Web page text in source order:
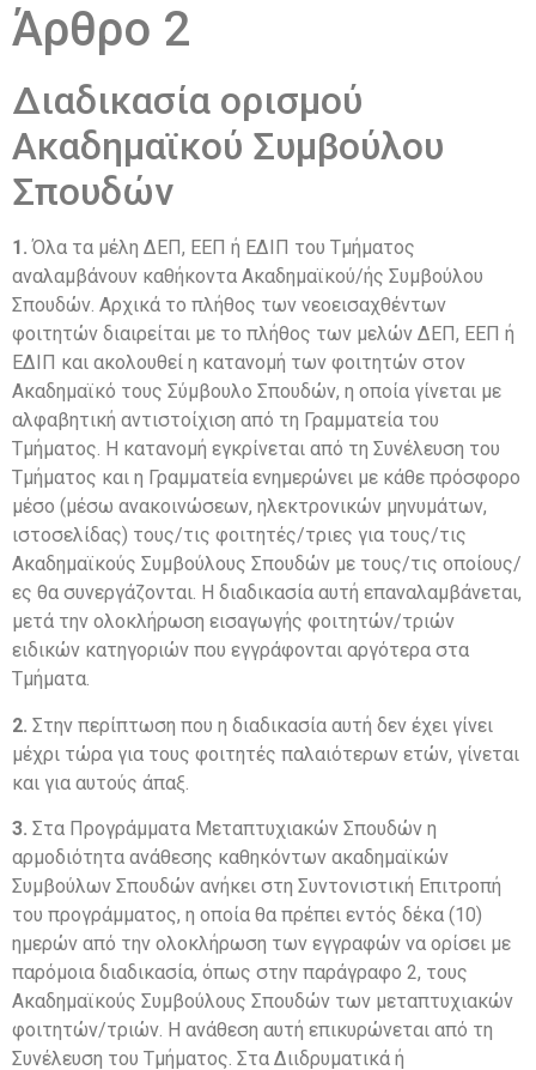
Άρθρο 2
Διαδικασία ορισμού
Ακαδημαϊκού Συμβούλου
Σπουδών
1. Όλα τα μέλη ΔΕΠ, ΕΕΠ ή ΕΔΙΠ του Τμήματος
αναλαμβάνουν καθήκοντα Ακαδημαϊκού/ής Συμβούλου
Σπουδών. Αρχικά το πλήθος των νεοεισαχθέντων
φοιτητών διαιρείται με το πλήθος των μελών ΔΕΠ, ΕΕΠ ή
ΕΔΙΠ και ακολουθεί η κατανομή των φοιτητών στον
Ακαδημαϊκό τους Σύμβουλο Σπουδών, η οποία γίνεται με
αλφαβητική αντιστοίχιση από τη Γραμματεία του
Τμήματος. Η κατανομή εγκρίνεται από τη Συνέλευση του
Τμήματος και η Γραμματεία ενημερώνει με κάθε πρόσφορο
μέσο (μέσω ανακοινώσεων, ηλεκτρονικών μηνυμάτων,
ιστοσελίδας) τους/τις φοιτητές/τριες για τους/τις
Ακαδημαϊκούς Συμβούλους Σπουδών με τους/τις οποίους/
ες θα συνεργάζονται. Η διαδικασία αυτή επαναλαμβάνεται,
μετά την ολοκλήρωση εισαγωγής φοιτητών/τριών
ειδικών κατηγοριών που εγγράφονται αργότερα στα
Τμήματα.
2. Στην περίπτωση που η διαδικασία αυτή δεν έχει γίνει
μέχρι τώρα για τους φοιτητές παλαιότερων ετών, γίνεται
και για αυτούς άπαξ.
3. Στα Προγράμματα Μεταπτυχιακών Σπουδών η
αρμοδιότητα ανάθεσης καθηκόντων ακαδημαϊκών
Συμβούλων Σπουδών ανήκει στη Συντονιστική Επιτροπή
του προγράμματος, η οποία θα πρέπει εντός δέκα (10)
ημερών από την ολοκλήρωση των εγγραφών να ορίσει με
παρόμοια διαδικασία, όπως στην παράγραφο 2, τους
Ακαδημαϊκούς Συμβούλους Σπουδών των μεταπτυχιακών
φοιτητών/τριών. Η ανάθεση αυτή επικυρώνεται από τη
Συνέλευση του Τμήματος. Στα Διιδρυματικά ή